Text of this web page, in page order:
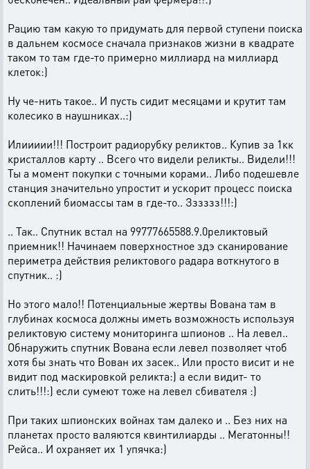
Рацию там какую то придумать для первой ступени поиска
в дальнем космосе сначала признаков жизни в квадрате
таком то там где-то примерно миллиард на миллиард
клеток:)
Ну че-нить такое.. И пусть сидит месяцами и крутит там
колесико в наушниках..:)
Илиииии!!! Построит радиорубку реликтов.. Купив за 1кк
кристаллов карту .. Всего что видели реликты.. Видели!!!
Ты а момент покупки с точными корами.. Либо подешевле
станция значительно упростит и ускорит процесс поиска
скоплений биомассы там в где-то.. Зззззз!!!:)
.. Так.. Спутник встал на 99777665588.9.0реликтовый
приемник!! Начинаем поверхностное здэ сканирование
периметра действия реликтового радара воткнутого в
спутник.. :)
Но этого мало!! Потенциальные жертвы Вована там в
глубинах космоса должны иметь возможность используя
реликтовую систему мониторинга шпионов .. На левел..
Обнаружить спутник Вована если левел позволяет чтоб
хотя бы знать что Вован их засек.. Или просто висит и не
видит под маскировкой реликта:) а если видит- то
слить!!!:) если сумеют тоже на левел сбивателя :)
При таких шпионских войнах там далеко и .. Без них на
планетах просто валяются квинтилиарды .. Мегатонны!!
Рейса.. И охраняет их 1 упячка:)